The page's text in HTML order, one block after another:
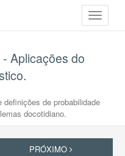
Toggle
Aplicações do
de probabilidade
docotidiano.
PRÓXIMO